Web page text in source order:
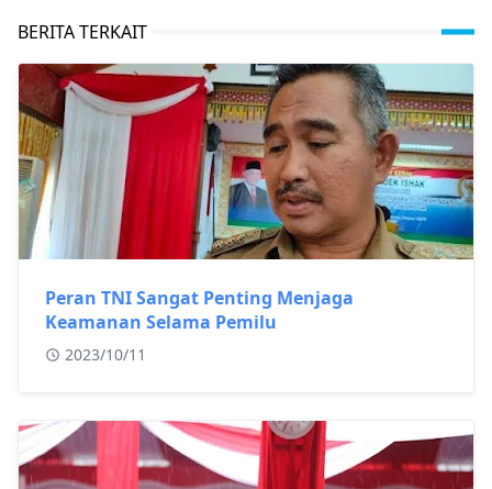
BERITA TERKAIT
Peran TNI Sangat Penting Menjaga
Keamanan Selama Pemilu
2023/10/11